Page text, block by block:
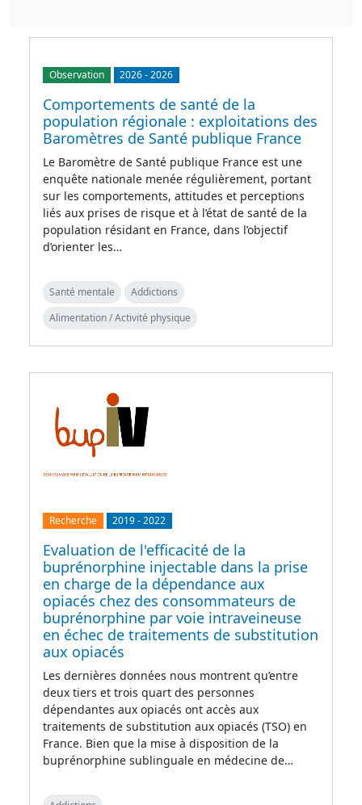
Observation 2026-2026
Comportements de santé de la
population régionale : exploitations des
Baromètres de Santé publique France
Le Baromètre de Santé publique France est une
enquête nationale menée régulièrement, portant
sur les comportements, attitudes et perceptions
liés aux prises de risque et à l’état de santé de la
population résidant en France, dans l’objectif
d’orienter les…
Santé mentale
Addictions
Alimentation / Activité physique
Recherche 2019-2022
Evaluation de l'efficacité de la
buprénorphine injectable dans la prise
en charge de la dépendance aux
opiacés chez des consommateurs de
buprénorphine par voie intraveineuse
en échec de traitements de substitution
aux opiacés
Les dernières données nous montrent qu’entre
deux tiers et trois quart des personnes
dépendantes aux opiacés ont accès aux
traitements de substitution aux opiacés (TSO) en
France. Bien que la mise à disposition de la
buprénorphine sublinguale en médecine de…